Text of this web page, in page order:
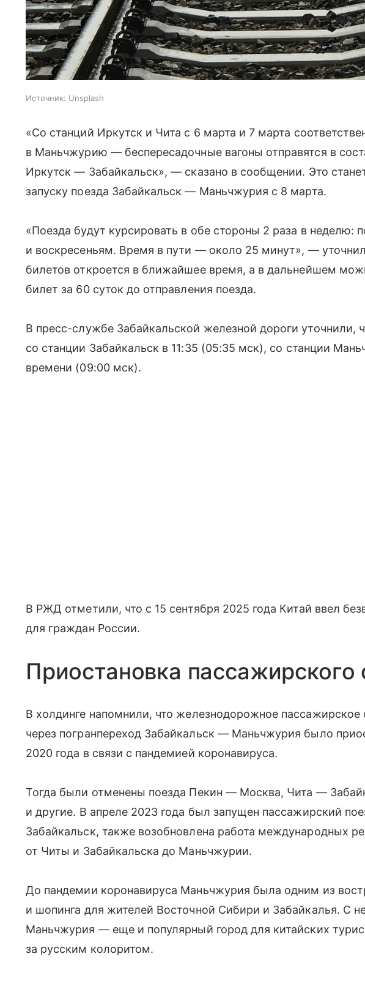
Источник: Unsplash
«Со станций Иркутск и Чита с 6 марта и 7 марта
в Маньчжурию — беспересадочные вагоны отправятся в
Иркутск — Забайкальск», — сказано в сообщении. Это
запуску поезда Забайкальск — Маньчжурия с 8 марта.
«Поезда будут курсировать в обе стороны 2 раза в неделю:
и воскресеньям. Время в пути — около 25 минут», —
билетов откроется в ближайшее время, а в дальнейшем
билет за 60 суток до отправления поезда.
В пресс-службе Забайкальской железной дороги уточнили,
со станции Забайкальск в 11:35 (05:35 мск), со станции
времени (09:00 мск).
В РЖД отметили, что с 15 сентября 2025 года Китай ввел
для граждан России.
Приостановка
В холдинге напомнили, что железнодорожное
через погранпереход Забайкальск — Маньчжурия было
2020 года в связи с пандемией коронавируса.
Тогда были отменены поезда Пекин — Москва, Чита —
и другие. В апреле 2023 года был запущен пассажирский
Забайкальск, также возобновлена работа международных
от Читы и Забайкальска до Маньчжурии.
До пандемии коронавируса Маньчжурия была одним из
и шопинга для жителей Восточной Сибири и Забайкалья. С
Маньчжурия — еще и популярный город для китайских
за русским колоритом.